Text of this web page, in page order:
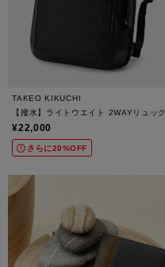
TAKEO KIKUCHI
【撥水】ライトウエイト 2WAYリュック
¥22,000
さらに20%OFF